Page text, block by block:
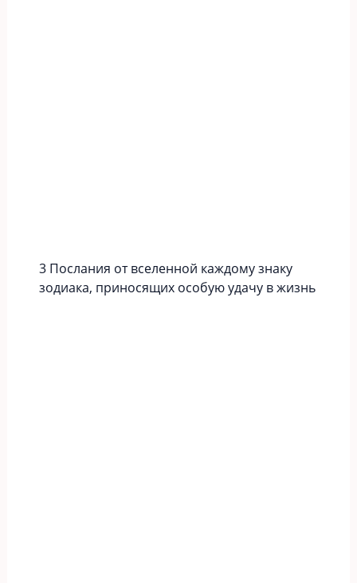
3 Послания от вселенной каждому знаку
зодиака, приносящих особую удачу в жизнь